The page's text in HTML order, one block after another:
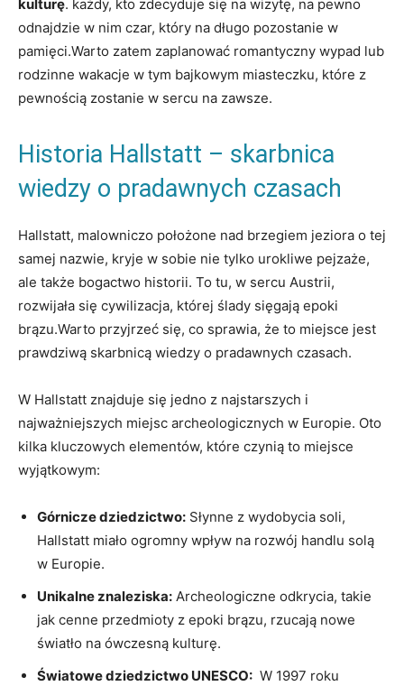
kulturę. każdy, kto zdecyduje się na wizytę, na pewno
odnajdzie w nim czar, który na​ długo pozostanie w
pamięci.Warto⁤ zatem⁣ zaplanować romantyczny wypad lub
rodzinne wakacje w tym ⁢bajkowym miasteczku, które z⁢
pewnością zostanie ⁣w sercu⁤ na zawsze.
Historia Hallstatt – skarbnica
wiedzy⁤ o pradawnych ⁣czasach
Hallstatt, malowniczo ​położone nad brzegiem jeziora o tej
samej nazwie, kryje‍ w sobie​ nie tylko urokliwe ​pejzaże,
ale także bogactwo historii. To tu,⁤ w sercu Austrii,
rozwijała się cywilizacja, której ślady sięgają⁣ epoki
‌brązu.Warto przyjrzeć się, co ​sprawia, że to miejsce jest
prawdziwą skarbnicą wiedzy o pradawnych czasach.
W Hallstatt znajduje się jedno z najstarszych i
najważniejszych miejsc archeologicznych w Europie. Oto
kilka kluczowych elementów, które czynią to ⁤miejsce
wyjątkowym:
Górnicze dziedzictwo: Słynne z ​wydobycia⁢ soli,
Hallstatt miało ogromny wpływ na⁤ rozwój handlu solą
w Europie.
Unikalne‍ znaleziska: Archeologiczne odkrycia, takie
jak cenne przedmioty ⁤z epoki brązu, rzucają⁣ nowe
światło na ‍ówczesną kulturę.
Światowe dziedzictwo UNESCO: ​ W ⁤1997 roku